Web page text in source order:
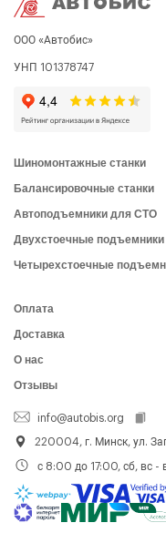
ООО «Автобис»
УНП 101378747
Шиномонтажные станки
Балансировочные станки
Автоподъемники для СТО
Двухстоечные подъемники
Четырехстоечные
Оплата
Доставка
О нас
Отзывы
info@autobis.org
220004, г. Минск, ул.
с 8:00 до 17:00, сб, вс -